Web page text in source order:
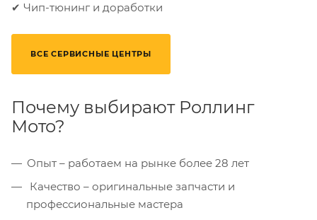
✔ Чип-тюнинг и доработки
ВСЕ СЕРВИСНЫЕ ЦЕНТРЫ
Почему выбирают Роллинг
Мото?
Опыт – работаем на рынке более 28 лет
Качество – оригинальные запчасти и
профессиональные мастера